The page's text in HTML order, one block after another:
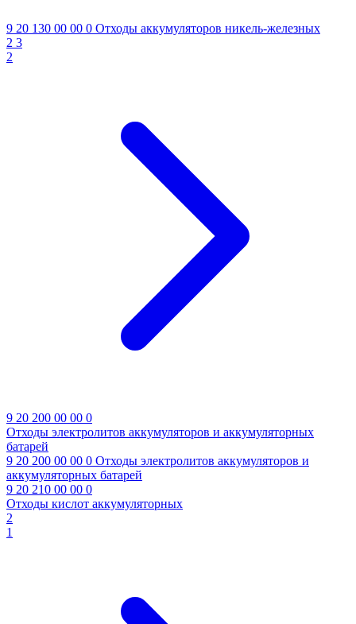
9 20 130 00 00 0 Отходы аккумуляторов никель-железных
2 3
2
9 20 200 00 00 0
Отходы электролитов аккумуляторов и аккумуляторных
батарей
9 20 200 00 00 0 Отходы электролитов аккумуляторов и
аккумуляторных батарей
9 20 210 00 00 0
Отходы кислот аккумуляторных
2
1